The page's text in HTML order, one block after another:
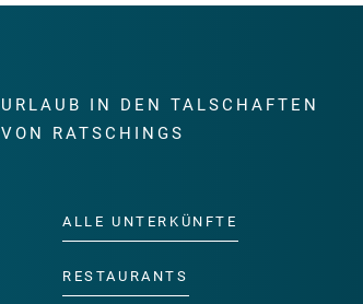
URLAUB IN DEN TALSCHAFTEN
VON RATSCHINGS
ALLE UNTERKÜNFTE
RESTAURANTS